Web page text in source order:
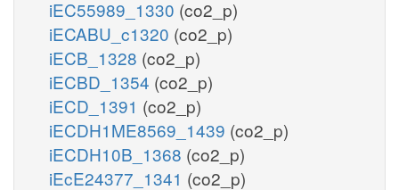
iEC55989_1330 (co2_p)
iECABU_c1320 (co2_p)
iECB_1328 (co2_p)
iECBD_1354 (co2_p)
iECD_1391 (co2_p)
iECDH1ME8569_1439 (co2_p)
iECDH10B_1368 (co2_p)
iEcE24377_1341 (co2_p)